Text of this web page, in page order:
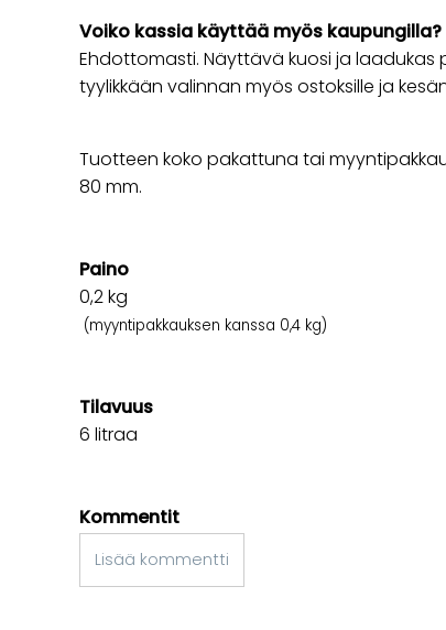
Voiko kassia käyttää myös kaupungilla?
Ehdottomasti. Näyttävä kuosi ja laadukas
tyylikkään valinnan myös ostoksille ja
Tuotteen koko pakattuna tai
80 mm.
Paino
0,2kg
(myyntipakkauksen kanssa 0,4 kg)
Tilavuus
6 litraa
Kommentit
Lisää kommentti